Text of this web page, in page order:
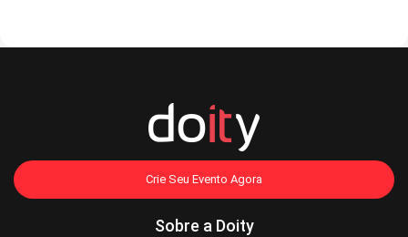
Crie Seu Evento Agora
Sobre a Doity